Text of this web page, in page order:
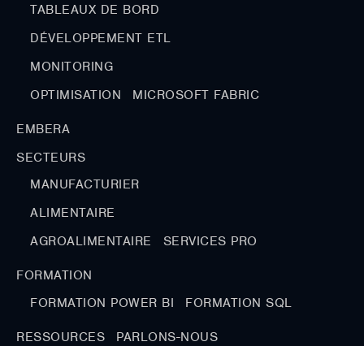
TABLEAUX DE BORD
DÉVELOPPEMENT ETL
MONITORING
OPTIMISATION
MICROSOFT FABRIC
EMBERA
SECTEURS
MANUFACTURIER
ALIMENTAIRE
AGROALIMENTAIRE
SERVICES PRO
FORMATION
FORMATION POWER BI
FORMATION SQL
RESSOURCES PARLONS-NOUS